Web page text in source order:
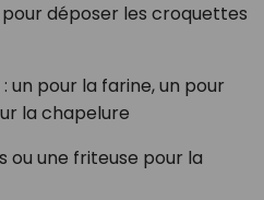
déposer les croquettes
un pour la farine, un pour
la chapelure
ou une friteuse pour la